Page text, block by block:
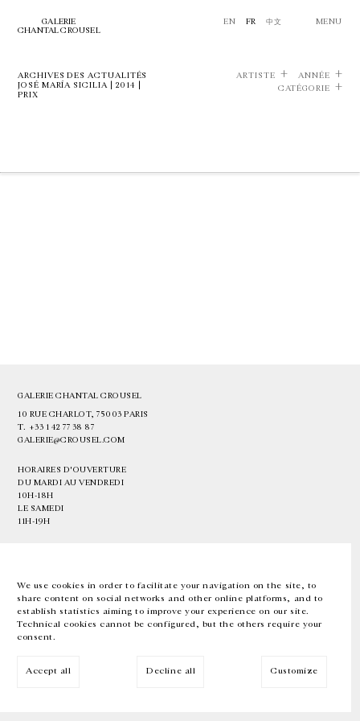
We use cookies in order to facilitate your navigation on the site, to
share content on social networks and other online platforms, and to
establish statistics aiming to improve your experience on our site.
Technical cookies cannot be configured, but the others require your
consent.
Accept all Decline all Customize
GALERIE
CHANTAL CROUSEL
EN FR 中文 MENU
ARCHIVES DES ACTUALITÉS
JOSÉ MARÍA SICILIA | 2014 |
PRIX
ARTISTE
ANNÉE
CATÉGORIE
GALERIE CHANTAL CROUSEL
10 RUE CHARLOT, 75003 PARIS
T. +33 1 42 77 38 87
GALERIE@CROUSEL.COM
HORAIRES D'OUVERTURE
DU MARDI AU VENDREDI
10H-18H
LE SAMEDI
11H-19H
EN FR 中文 Facebook Instagram
Inscrivez-vous à notre newsletter